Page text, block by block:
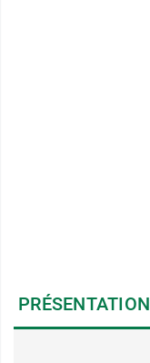
PRÉSENTATION